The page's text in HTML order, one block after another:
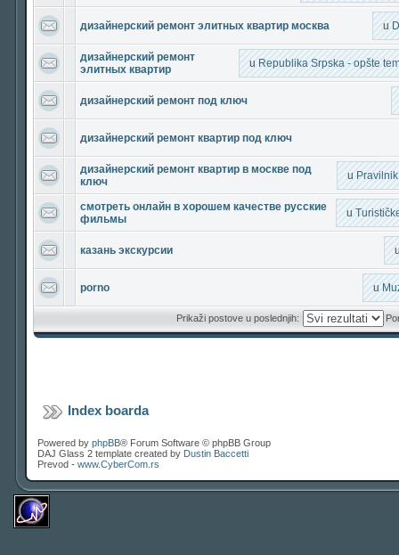
дизайнерский ремонт элитных квартир москва u
дизайнерский ремонт
элитных квартир
uRepublika Srpska - opšte
дизайнерский ремонт под ключ
дизайнерский ремонт квартир под ключ
дизайнерский ремонт квартир в москве под
ключ
u
смотреть онлайн в хорошем качестве русские
фильмы
u
казань экскурсии
porno u
Prikaži postove u poslednjih:
Index boarda
Powered by phpBB® Forum Software © phpBB Group
DAJ Glass 2 template created by Dustin Baccetti
Prevod - www.CyberCom.rs